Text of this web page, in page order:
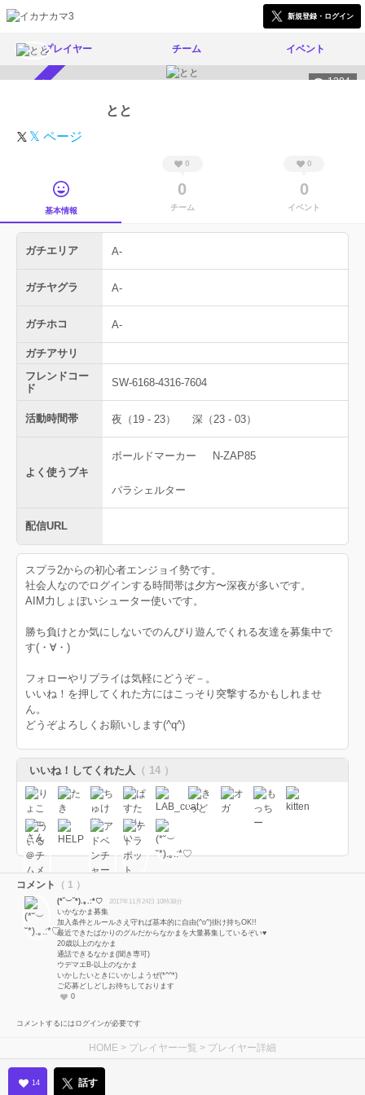
新規登録・ログイン
プレイヤー チーム イベント
1204
とと
𝕏 ページ
基本情報
0
0
チーム
0
0
イベント
ガチエリア A-
ガチヤグラ A-
ガチホコ A-
ガチアサリ
フレンドコー
ド
SW-6168-4316-7604
活動時間帯 夜（19 - 23） 深（23 - 03）
よく使うブキ
ボールドマーカー N-ZAP85
パラシェルター
配信URL
スプラ2からの初心者エンジョイ勢です。
社会人なのでログインする時間帯は夕方〜深夜が多いです。
AIM力しょぼいシューター使いです。
勝ち負けとか気にしないでのんびり遊んでくれる友達を募集中で
す(・∀・)
フォローやリプライは気軽にどうぞ－。
いいね！を押してくれた方にはこっそり突撃するかもしれませ
ん。
どうぞよろしくお願いします(^q^)
いいね！してくれた人 （ 14 ）
コメント （ 1 ）
(*˘︶˘*).｡.:*♡ 2017年11月24日 10時38分
いかなかま募集
加入条件とルールさえ守れば基本的に自由(^o^)掛け持ちOK!!
最近できたばかりのグルだからなかまを大量募集しているぞい♥
20歳以上のなかま
通話できるなかま(聞き専可)
ウデマエB-以上のなかま
いかしたいときにいかしようぜ(*^^*)
ご応募どしどしお待ちしております
0
コメントするにはログインが必要です
HOME > プレイヤー一覧 > プレイヤー詳細
14 話す